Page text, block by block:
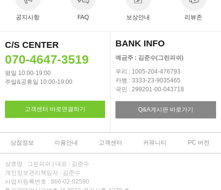
공지사항 FAQ 보상안내 리뷰존
C/S CENTER
070-4647-3519
평일 10:00-19:00
주말&공휴일 10:00-19:00
고객센터 바로연결하기
BANK INFO
예금주 : 김준수(그린피쉬)
우리 : 1005-204-476793
카뱅 : 3333-23-9035465
국민 : 299201-00-043718
Q&A게시판 바로가기
상점정보 이용안내 고객센터 커뮤니티 PC 버전
상호명 : 그린피쉬 | 대표 : 김준수
개인정보관리책임자 : 김준수
사업자등록번호 : 866-02-02590